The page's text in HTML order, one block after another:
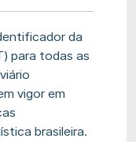
da
para todas as
vigor em
brasileira.